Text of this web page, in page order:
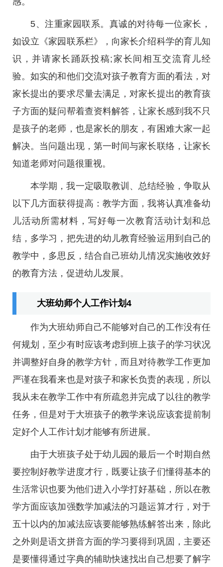
5、注重家园联系。真诚的对待每一位家长，
如设立《家园联系栏》，向家长介绍科学的育儿知
识，并请家长踊跃投稿;家长间相互交流育儿经
验。如实的和他们交流对孩子教育方面的看法，对
家长提出的要求尽量去满足，对家长提出的教育孩
子方面的疑问帮着查资料解答，让家长感到我不只
是孩子的老师，也是家长的朋友，有困难大家一起
解决。当问题出现，第一时间与家长联络，让家长
知道老师对问题很重视。
本学期，我一定吸取教训、总结经验，争取从
以下几方面获得提高：教学方面，我将认真准备幼
儿活动所需材料，写好每一次教育活动计划和总
结，多学习，把先进的幼儿教育经验运用到自己的
教学中，多思反，结合自己班幼儿情况实施收效好
的教育方法，促进幼儿发展。
大班幼师个人工作计划4
作为大班幼师自己不能够对自己的工作没有任
何规划，至少有时应该考虑到班上孩子的学习状况
并调整好自身的教学方针，而且对待教学工作更加
严谨在我看来也是对孩子和家长负责的表现，所以
我从未在教学工作中有所疏忽并完成了以往的教学
任务，但是对于大班孩子的教学来说应该套提前制
定好个人工作计划才能够有所进展。
由于大班孩子处于幼儿园的最后一个时期自然
要控制好教学进度才行，既要让孩子们懂得基本的
生活常识也要为他们进入小学打好基础，所以在教
学方面应该加强数学加减法的习题运算才行，对于
五十以内的加减法应该要能够熟练解答出来，除此
之外则是语文拼音方面的学习要得到巩固，主要还
是要懂得通过字典的辅助快速找出自己想要了解字